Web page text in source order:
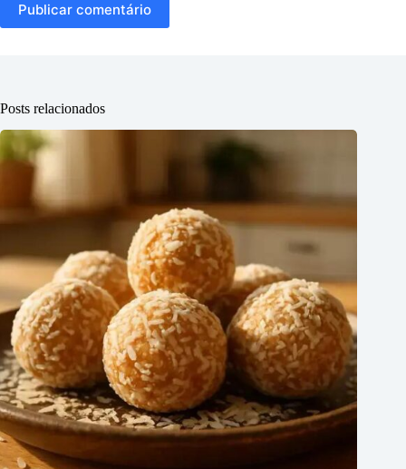
Publicar comentário
Posts relacionados